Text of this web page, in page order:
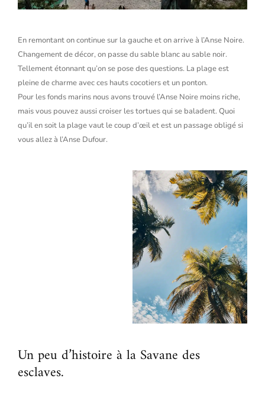
En remontant on continue sur la gauche et on arrive à l’Anse Noire.
Changement de décor, on passe du sable blanc au sable noir.
Tellement étonnant qu’on se pose des questions. La plage est
pleine de charme avec ces hauts cocotiers et un ponton.
Pour les fonds marins nous avons trouvé l’Anse Noire moins riche,
mais vous pouvez aussi croiser les tortues qui se baladent. Quoi
qu’il en soit la plage vaut le coup d’œil et est un passage obligé si
vous allez à l’Anse Dufour.
Un peu d’histoire à la Savane des
esclaves.